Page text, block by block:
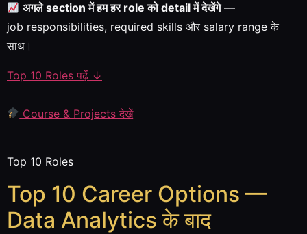
अगले section में हम हर role को detail में देखेंगे—
job responsibilities, required skills और salary range के
साथ।
Top 10 Roles पढ़ें ↓
Course & Projects देखें
Top 10 Roles
Top 10 Career Options —
Data Analytics के बाद